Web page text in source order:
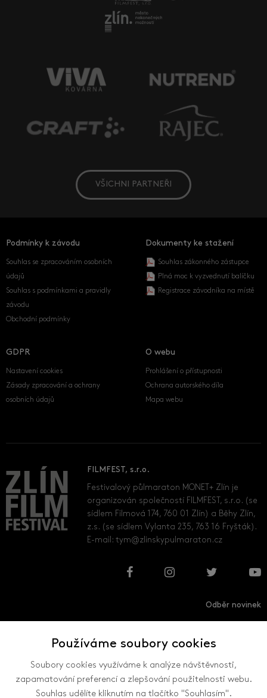
VŠICHNI PARTNEŘI
Podmínky k závodu
Souhlas se zpracováním osobních
údajů
Souhlas s podmínkami a pravidly
závodu
Obchodní podmínky
Dokumenty ke stažení
Souhlas zákonného zástupce
Plná moc k vyzvednutí balíčku
Registrace závodníka na místě
GDPR
Nastavení cookies
Zásady zpracování a ochrany
osobních údajů
O webu
Prohlášení o přístupnosti
Ochrana autorského díla
Mapa webu
FILMFEST, s.r.o.
Festivalový půlmaraton MONET+ Zlín je
organizován společností FILMFEST, s.r.o. (se
sídlem Filmová 174, 760 01 Zlín) a Běhy Zlín,
z.s. (se sídlem Vylanta 235, 763 16 Fryšták).
E-mail:tym@zlinskypulmaraton.cz
Odběr novinek
Používáme soubory cookies
Soubory cookies využíváme k analýze návštěvnosti,
zapamatování preferencí a zlepšování použitelnosti webu.
Souhlas udělíte kliknutím na tlačítko "Souhlasím".